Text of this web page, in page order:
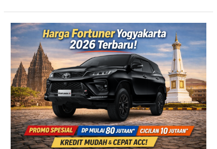
TERBARU
2026!
Harga
Innova
Reborn
Diesel
Yogyakarta
–
Promo
DP